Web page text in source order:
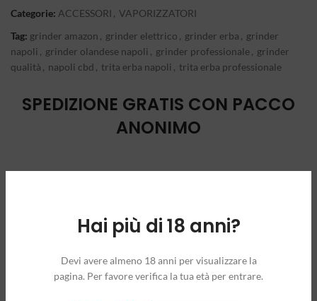
Hai più di 18 anni?
Devi avere almeno 18 anni per visualizzare la
pagina. Per favore verifica la tua età per entrare.
Categorie: ACCESSORI , VAPORIZZATORI
Tag: grinder amazon , grinder elettrico , grinder erba , grinder
napoli , grinder olandese napoli , grinder professionale, grinder
qualità , napoli cbd , trita erba napoli , trita erba professionale
SPEDIZIONE GRATIS CON PACCO
ANONIMO